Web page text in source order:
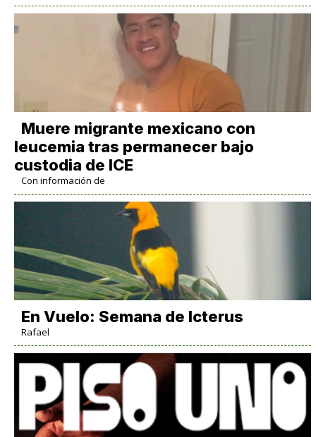
Muere migrante mexicano con
leucemia tras permanecer bajo
custodia de ICE
Con información de
En Vuelo: Semana de Icterus
Rafael